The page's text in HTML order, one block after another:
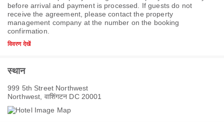
before arrival and payment is processed. If guests do not
receive the agreement, please contact the property
management company at the number on the booking
confirmation.
विवरण देखें
स्थान
999 5th Street Northwest
Northwest, वाशिंगटन DC 20001